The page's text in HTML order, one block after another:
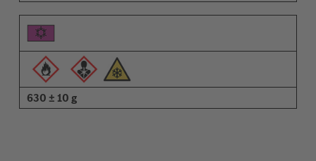
630 ± 10 g